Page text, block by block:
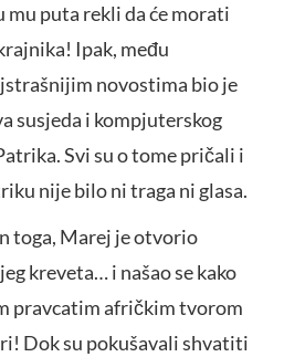
mu puta rekli da će morati
Ipak, među
novostima bio je
susjeda i kompjuterskog
Svi su o tome pričali i
nije bilo ni traga ni glasa.
toga, Marej je otvorio
kreveta… i našao se kako
pravcatim afričkim tvorom
Dok su pokušavali shvatiti